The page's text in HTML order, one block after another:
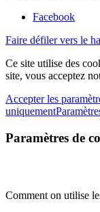
Facebook
Faire défiler vers le
Ce site utilise des
site, vous acceptez
Accepter les
uniquement
Paramètres de
Comment on utilise